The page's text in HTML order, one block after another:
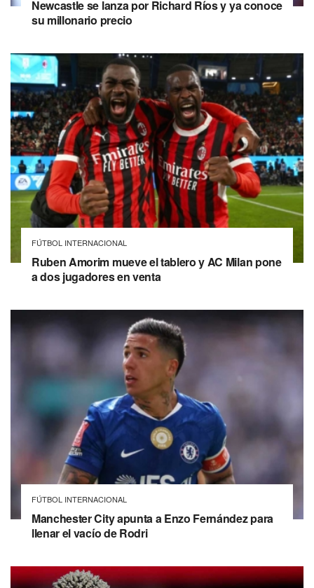
Newcastle se lanza por Richard Ríos y ya conoce
su millonario precio
FÚTBOL INTERNACIONAL
Ruben Amorim mueve el tablero y AC Milan pone
a dos jugadores en venta
FÚTBOL INTERNACIONAL
Manchester City apunta a Enzo Fernández para
llenar el vacío de Rodri